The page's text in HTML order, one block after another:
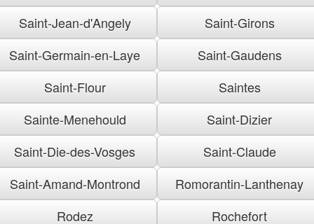
Saint-Jean-d'Angely
Saint-Girons
Saint-Germain-en-Laye
Saint-Gaudens
Saint-Flour
Saintes
Sainte-Menehould
Saint-Dizier
Saint-Die-des-Vosges
Saint-Claude
Saint-Amand-Montrond
Romorantin-Lanthenay
Rodez
Rochefort